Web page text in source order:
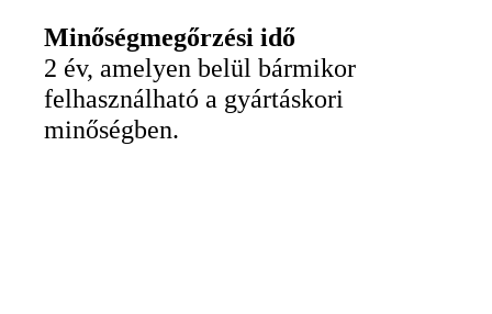
Minőségmegőrzési idő
2 év, amelyen belül bármikor
felhasználható a gyártáskori
minőségben.